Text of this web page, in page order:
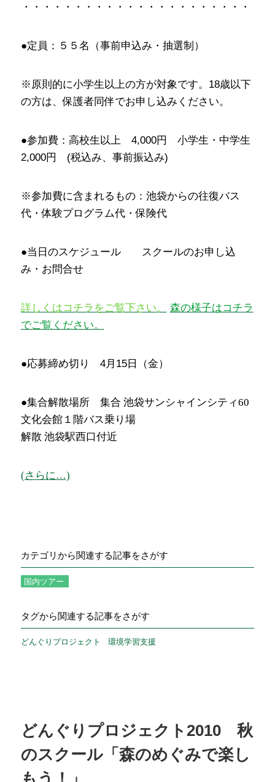
・・・・・・・・・・・・・・・・・・・・・・
●定員：５５名（事前申込み・抽選制）
※原則的に小学生以上の方が対象です。18歳以下
の方は、保護者同伴でお申し込みください。
●参加費：高校生以上 4,000円 小学生・中学生
2,000円 (税込み、事前振込み)
※参加費に含まれるもの：池袋からの往復バス
代・体験プログラム代・保険代
●当日のスケジュール スクールのお申し込
み・お問合せ
詳しくはコチラをご覧下さい。
森の様子はコチラ
でご覧ください。
●応募締め切り 4月15日（金）
●集合解散場所 集合 池袋サンシャインシティ60
文化会館１階バス乗り場
解散 池袋駅西口付近
(さらに…)
カテゴリから関連する記事をさがす
国内ツアー
タグから関連する記事をさがす
どんぐりプロジェクト 環境学習支援
どんぐりプロジェクト2010 秋
のスクール「森のめぐみで楽し
もう！」